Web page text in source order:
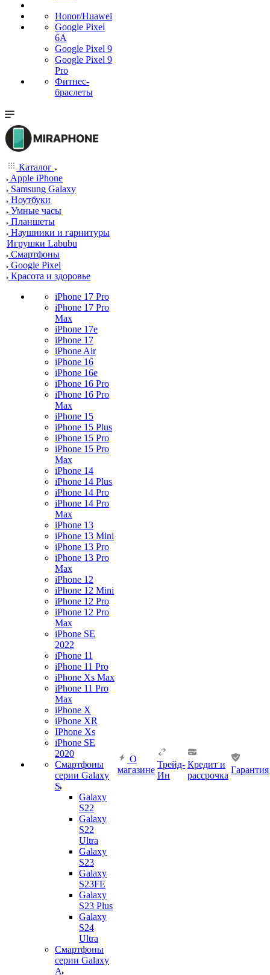
Honor/Huawei
Google Pixel
6A
Google Pixel 9
Google Pixel 9
Pro
Фитнес-
браслеты
Каталог
Apple iPhone
Samsung Galaxy
Ноутбуки
Умные часы
Планшеты
Наушники и гарнитуры
Игрушки Labubu
Смартфоны
Google Pixel
Красота и здоровье
iPhone 17 Pro
iPhone 17 Pro
Max
iPhone 17e
iPhone 17
iPhone Air
iPhone 16
iPhone 16e
iPhone 16 Pro
iPhone 16 Pro
Max
iPhone 15
iPhone 15 Plus
iPhone 15 Pro
iPhone 15 Pro
Max
iPhone 14
iPhone 14 Plus
iPhone 14 Pro
iPhone 14 Pro
Max
iPhone 13
iPhone 13 Mini
iPhone 13 Pro
iPhone 13 Pro
Max
iPhone 12
iPhone 12 Mini
iPhone 12 Pro
iPhone 12 Pro
Max
iPhone SE
2022
iPhone 11
iPhone 11 Pro
iPhone Xs Max
iPhone 11 Pro
Max
iPhone X
iPhone XR
IPhone Xs
iPhone SE
2020
Смартфоны
серии Galaxy
S
Galaxy
S22
Galaxy
S22
Ultra
Galaxy
S23
Galaxy
S23FE
Galaxy
S23 Plus
Galaxy
S24
Ultra
Смартфоны
серии Galaxy
A
О
магазине
Трейд-
Ин
Кредит и
рассрочка
Гарантия